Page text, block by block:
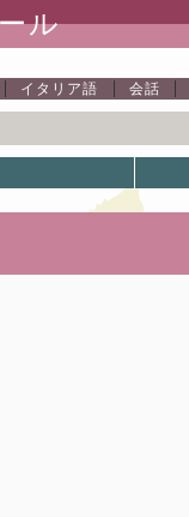
ル
イタリア語 会話